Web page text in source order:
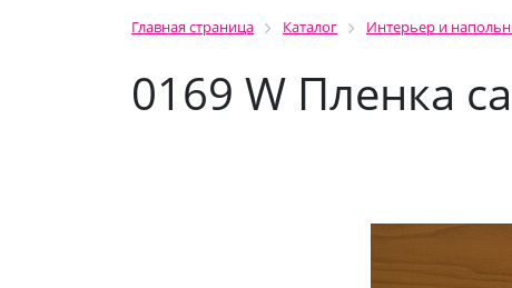
Главная страница Каталог Интерьер и
0169 W Пленка